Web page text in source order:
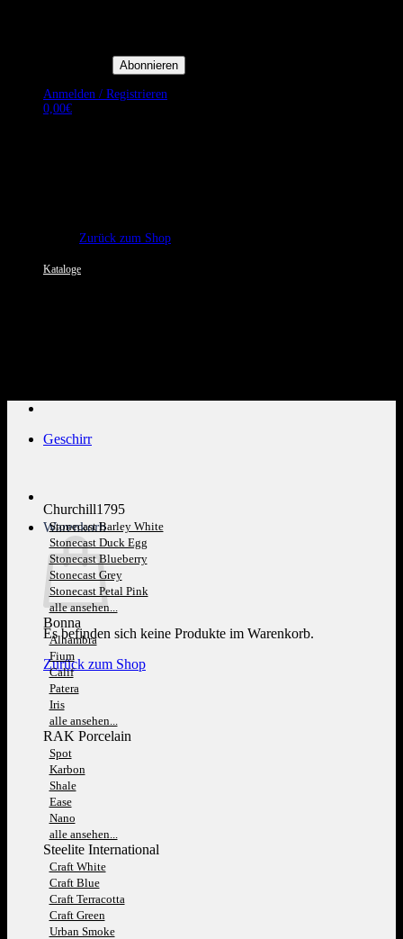
Anmelden / Registrieren
0,00€
Zurück zum Shop
Kataloge
Warenkorb
Es befinden sich keine Produkte im Warenkorb.
Zurück zum Shop
Geschirr
Churchill1795
Stonecast Barley White
Stonecast Duck Egg
Stonecast Blueberry
Stonecast Grey
Stonecast Petal Pink
alle ansehen...
Bonna
Alhambra
Fium
Calif
Patera
Iris
alle ansehen...
RAK Porcelain
Spot
Karbon
Shale
Ease
Nano
alle ansehen...
Steelite International
Craft White
Craft Blue
Craft Terracotta
Craft Green
Urban Smoke